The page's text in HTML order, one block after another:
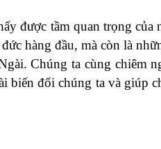
được tầm quan trọng của
hàng đầu, mà còn là
Chúng ta cùng chiêm
biến đổi chúng ta và giúp